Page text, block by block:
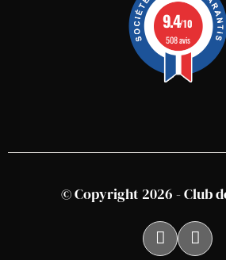
9.4/10
508 avis
© Copyright 2026 - Club